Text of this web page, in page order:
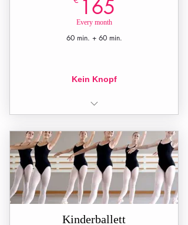
165
Every month
60 min. + 60 min.
Kein Knopf
Kinderballett